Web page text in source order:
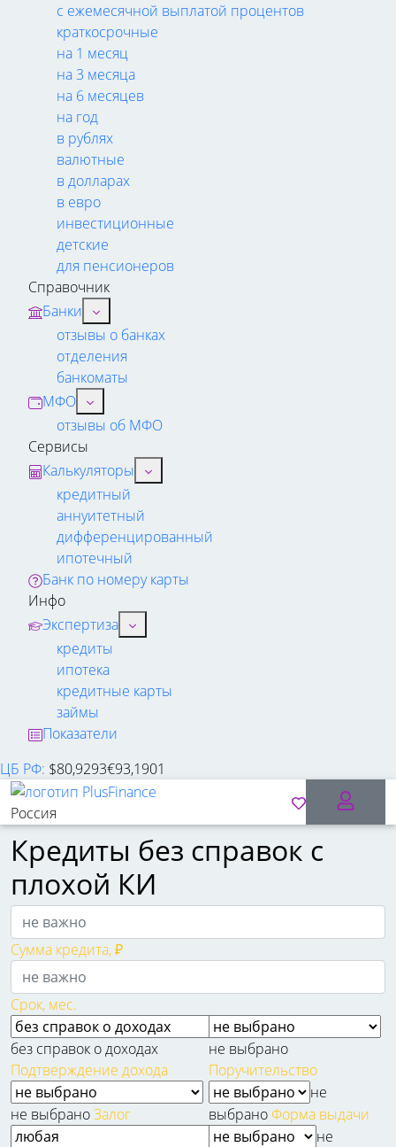
с ежемесячной выплатой процентов
краткосрочные
на 1 месяц
на 3 месяца
на 6 месяцев
на год
в рублях
валютные
в долларах
в евро
инвестиционные
детские
для пенсионеров
Справочник
Банки
отзывы о банках
отделения
банкоматы
МФО
отзывы об МФО
Сервисы
Калькуляторы
кредитный
аннуитетный
дифференцированный
ипотечный
Банк по номеру карты
Инфо
Экспертиза
кредиты
ипотека
кредитные карты
займы
Показатели
ЦБ РФ: $80,9293€93,1901
Россия
Кредиты без справок с
плохой КИ
Сумма кредита, ₽
Срок, мес.
без справок о доходах
Подтверждение дохода
не выбрано
Поручительство
не выбраноЗалог
не
выбрано Форма выдачи
не